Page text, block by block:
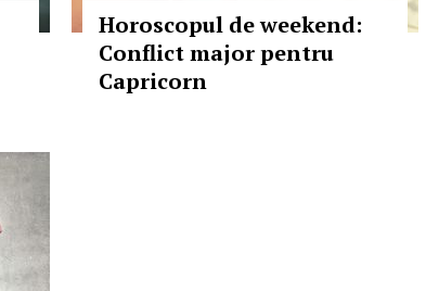
Horoscopul de weekend:
Conflict major pentru
Capricorn